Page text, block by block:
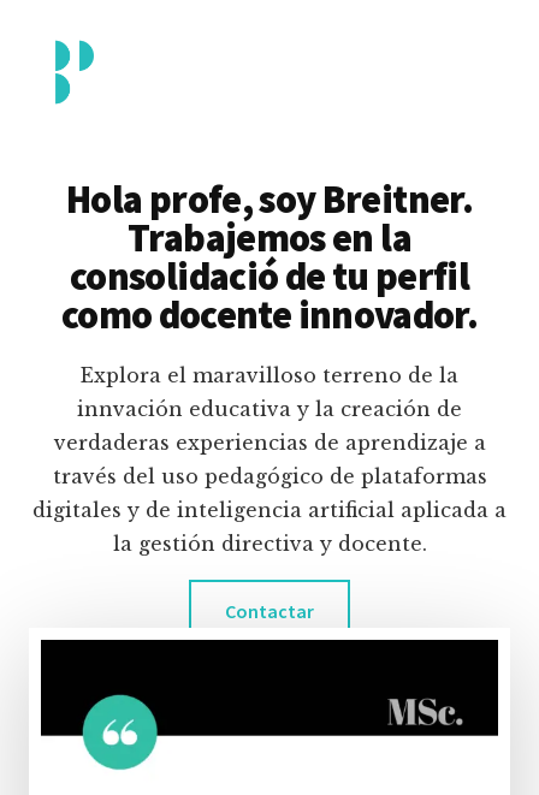
contenido
principal
menu
Piedrahita
docente
pedagógico
educativas
digitales
inteligencia
artificial.
Hola profe, soy Breitner.
Trabajemos en la
consolidació de tu perfil
como docente innovador.
Explora el maravilloso terreno de la
innvación educativa y la creación de
verdaderas experiencias de aprendizaje a
través del uso pedagógico de plataformas
digitales y de inteligencia artificial aplicada a
la gestión directiva y docente.
Contactar